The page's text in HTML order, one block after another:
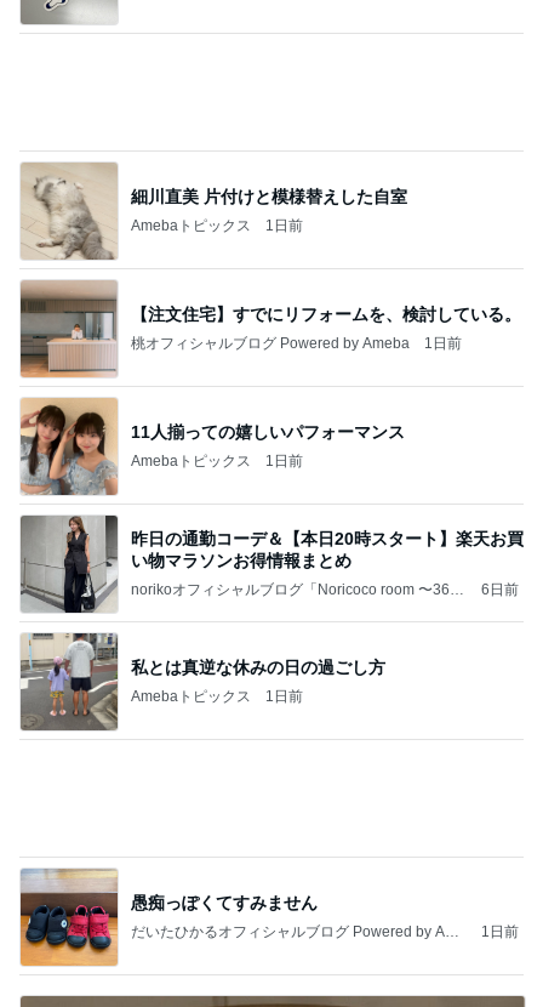
細川直美 片付けと模様替えした自室
Amebaトピックス 1日前
【注文住宅】すでにリフォームを、検討している。
桃オフィシャルブログ Powered by Ameba 1日前
11人揃っての嬉しいパフォーマンス
Amebaトピックス 1日前
昨日の通勤コーデ＆【本日20時スタート】楽天お買
い物マラソンお得情報まとめ
norikoオフィシャルブログ「Noricoco room 〜365
6日前
私とは真逆な休みの日の過ごし方
Amebaトピックス 1日前
愚痴っぽくてすみません
だいたひかるオフィシャルブログ Powered by Ame
1日前